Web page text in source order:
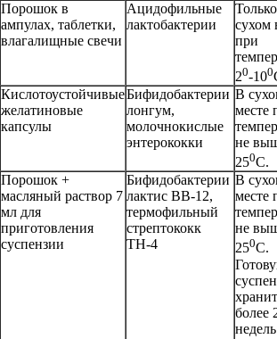
Порошок в
ампулах, таблетки,
влагалищные свечи
Ацидофильные
лактобактерии
сухом
при
20-100
Кислотоустойчивые
желатиновые
капсулы
Бифидобактерии
лонгум,
молочнокислые
энтерококки
В
месте
не
250С.
Порошок +
масляный раствор 7
мл для
приготовления
суспензии
Бифидобактерии
лактис ВВ-12,
термофильный
стрептококк
ТН-4
В
месте
не
250С.
более